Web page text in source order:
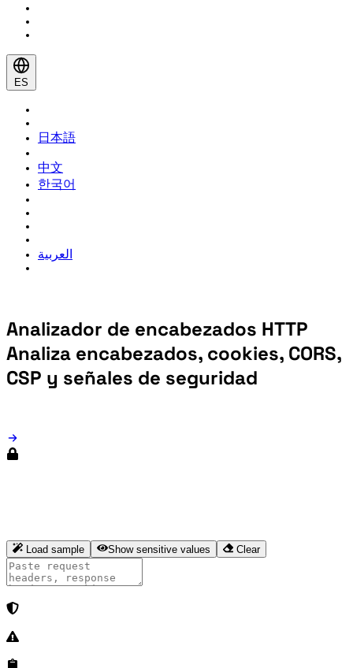
ES
日本語
中文
한국어
العربية
Analizador de encabezados HTTP
Analiza encabezados, cookies, CORS,
CSP y señales de seguridad
Load sample Show sensitive values Clear